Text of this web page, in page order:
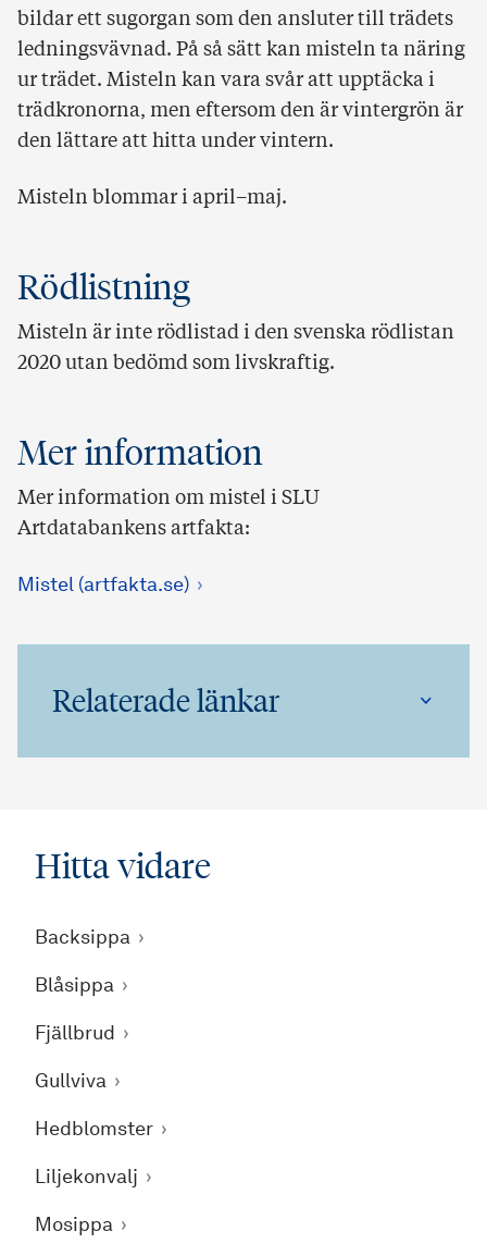
bildar ett sugorgan som den ansluter till trädets
ledningsvävnad. På så sätt kan misteln ta näring
ur trädet. Misteln kan vara svår att upptäcka i
trädkronorna, men eftersom den är vintergrön är
den lättare att hitta under vintern.
Misteln blommar i april–maj.
Rödlistning
Misteln är inte rödlistad i den svenska rödlistan
2020 utan bedömd som livskraftig.
Mer information
Mer information om mistel i SLU
Artdatabankens artfakta:
Mistel (artfakta.se)
Relaterade länkar
Hitta vidare
Backsippa
Blåsippa
Fjällbrud
Gullviva
Hedblomster
Liljekonvalj
Mosippa